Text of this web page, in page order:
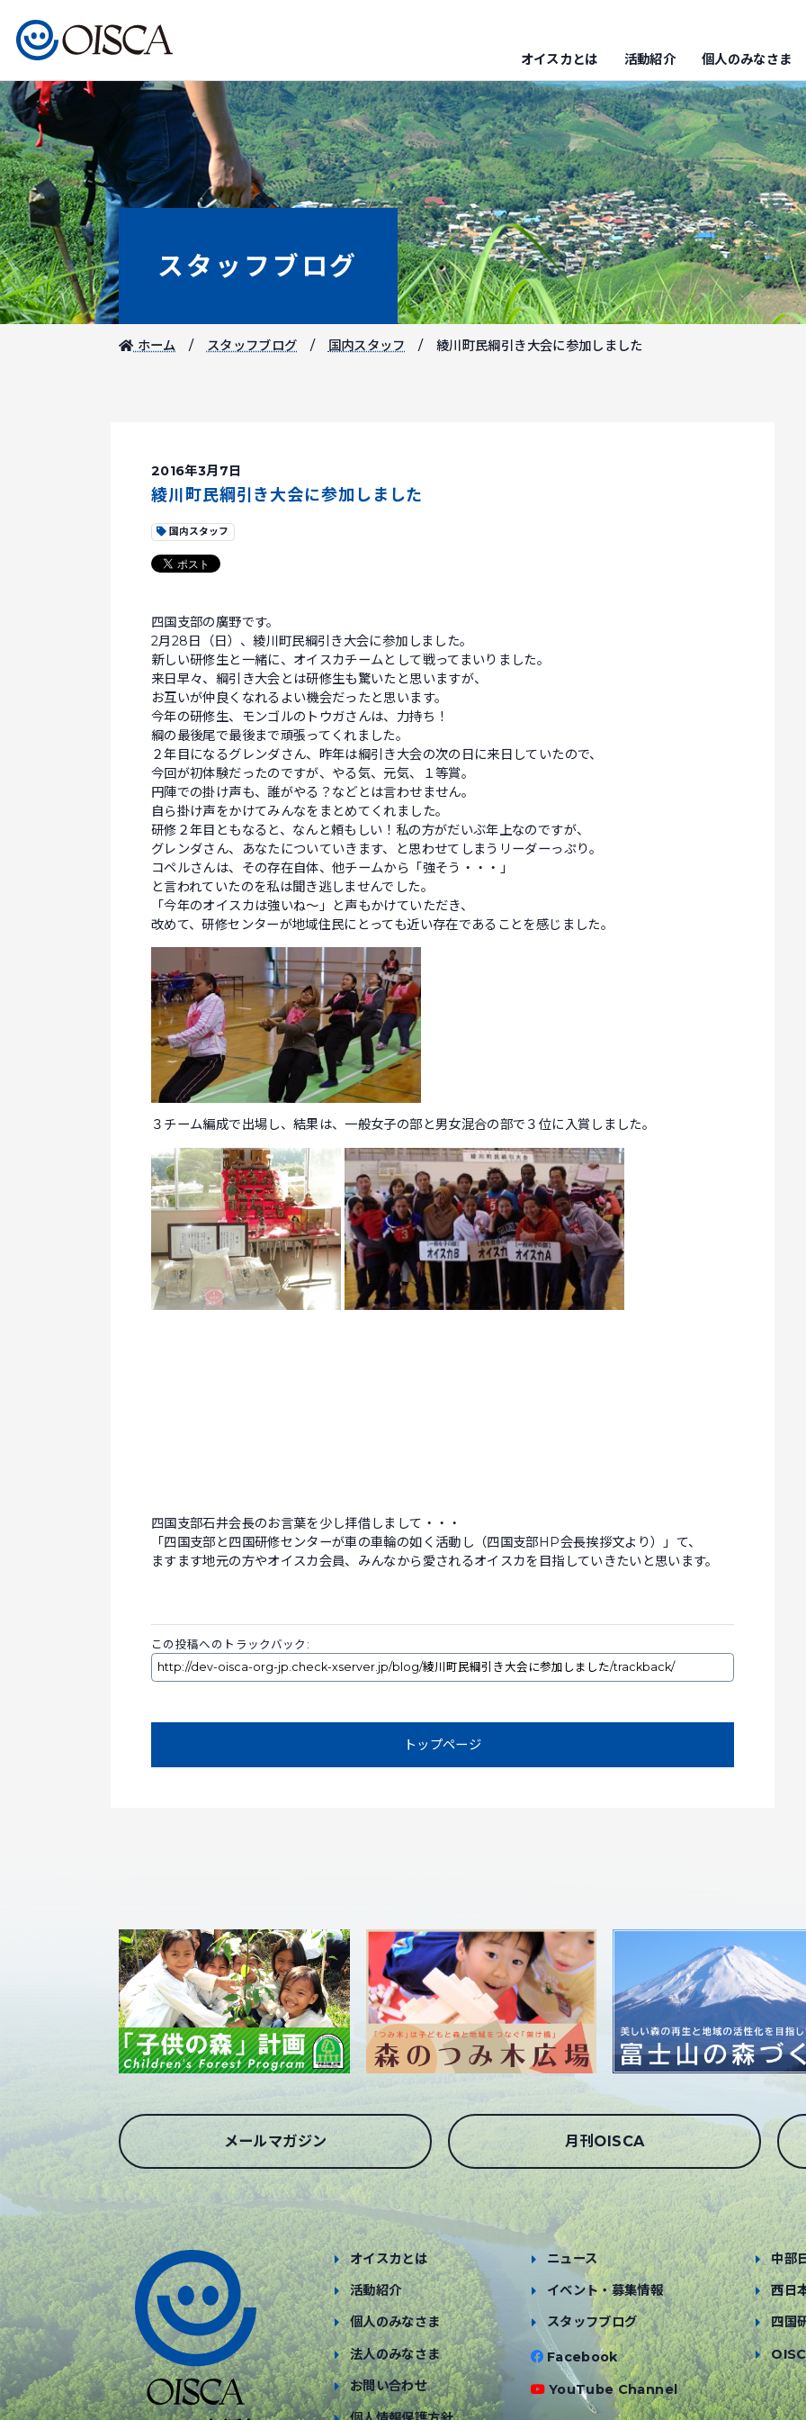
オイスカとは 活動紹介 個人のみなさま
スタッフブログ
ホーム スタッフブログ 国内スタッフ 綾川町民綱引き大会に参加しました
2016年3月7日
綾川町民綱引き大会に参加しました
国内スタッフ
四国支部の廣野です。
2月28日（日）、綾川町民綱引き大会に参加しました。
新しい研修生と一緒に、オイスカチームとして戦ってまいりました。
来日早々、綱引き大会とは研修生も驚いたと思いますが、
お互いが仲良くなれるよい機会だったと思います。
今年の研修生、モンゴルのトウガさんは、力持ち！
綱の最後尾で最後まで頑張ってくれました。
２年目になるグレンダさん、昨年は綱引き大会の次の日に来日していたので、
今回が初体験だったのですが、やる気、元気、１等賞。
円陣での掛け声も、誰がやる？などとは言わせません。
自ら掛け声をかけてみんなをまとめてくれました。
研修２年目ともなると、なんと頼もしい！私の方がだいぶ年上なのですが、
グレンダさん、あなたについていきます、と思わせてしまうリーダーっぷり。
コペルさんは、その存在自体、他チームから「強そう・・・」
と言われていたのを私は聞き逃しませんでした。
「今年のオイスカは強いね～」と声もかけていただき、
改めて、研修センターが地域住民にとっても近い存在であることを感じました。
３チーム編成で出場し、結果は、一般女子の部と男女混合の部で３位に入賞しました。
四国支部石井会長のお言葉を少し拝借しまして・・・
「四国支部と四国研修センターが車の車輪の如く活動し（四国支部HP会長挨拶文より）」て、
ますます地元の方やオイスカ会員、みんなから愛されるオイスカを目指していきたいと思います。
この投稿へのトラックバック:
トップページ
メールマガジン 月刊OISCA
オイスカとは
活動紹介
個人のみなさま
法人のみなさま
お問い合わせ
ニュース
イベント・募集情報
スタッフブログ
Facebook
YouTube Channel
中部
西日
四国